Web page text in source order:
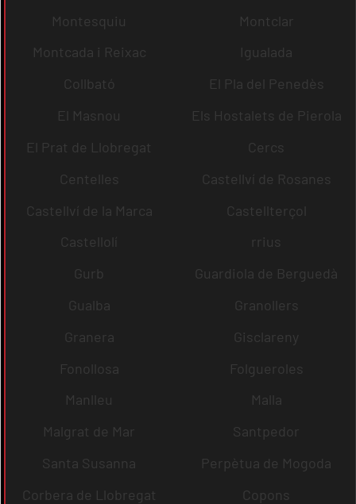
Montesquiu
Montclar
Montcada i Reixac
Igualada
Collbató
El Pla del Penedès
El Masnou
Els Hostalets de Pierola
El Prat de Llobregat
Cercs
Centelles
Castellví de Rosanes
Castellví de la Marca
Castellterçol
Castellolí
rrius
Gurb
Guardiola de Berguedà
Gualba
Granollers
Granera
Gisclareny
Fonollosa
Folgueroles
Manlleu
Malla
Malgrat de Mar
Santpedor
Santa Susanna
Perpètua de Mogoda
Corbera de Llobregat
Copons